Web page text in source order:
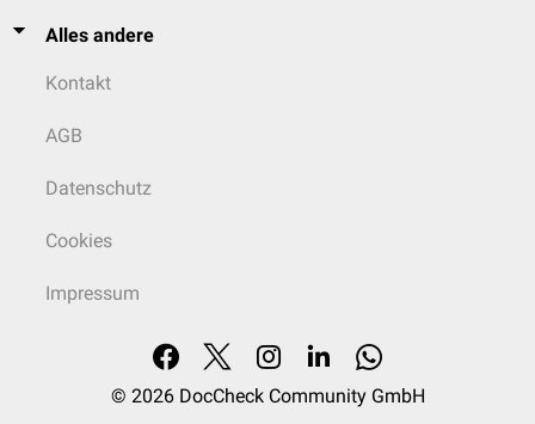
Alles andere
Kontakt
AGB
Datenschutz
Cookies
Impressum
© 2026 DocCheck Community GmbH